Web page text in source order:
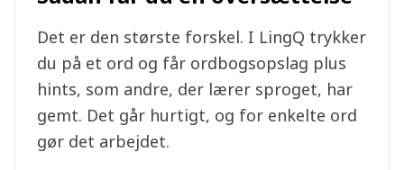
Det er den største forskel. I LingQ trykker
du på et ord og får ordbogsopslag plus
hints, som andre, der lærer sproget, har
gemt. Det går hurtigt, og for enkelte ord
gør det arbejdet.